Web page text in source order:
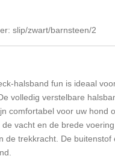
slip/zwart/barnsteen/2
halsband fun is ideaal
volledig verstelbare
comfortabel voor uw hond
de vacht en de brede
de trekkracht. De buitenstof